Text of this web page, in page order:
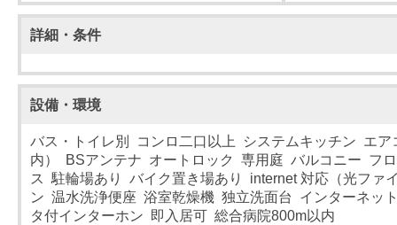
詳細・条件
設備・環境
バス・トイレ別 コンロ二口以上 システムキッチン エア
内） BSアンテナ オートロック 専用庭 バルコニー フ
ス 駐輪場あり バイク置き場あり internet 対応（光ファ
ン 温水洗浄便座 浴室乾燥機 独立洗面台 インターネッ
タ付インターホン 即入居可 総合病院800m以内